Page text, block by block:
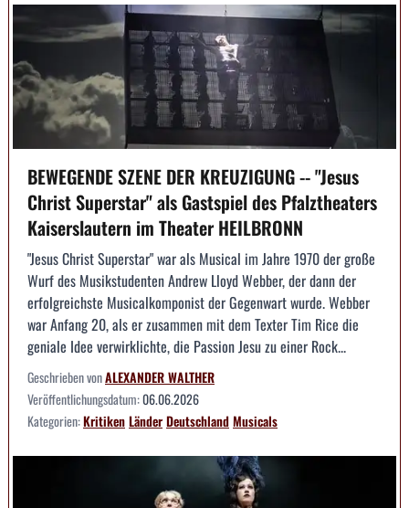
BEWEGENDE SZENE DER KREUZIGUNG -- "Jesus
Christ Superstar" als Gastspiel des Pfalztheaters
Kaiserslautern im Theater HEILBRONN
"Jesus Christ Superstar" war als Musical im Jahre 1970 der große
Wurf des Musikstudenten Andrew Lloyd Webber, der dann der
erfolgreichste Musicalkomponist der Gegenwart wurde. Webber
war Anfang 20, als er zusammen mit dem Texter Tim Rice die
geniale Idee verwirklichte, die Passion Jesu zu einer Rock...
Geschrieben vonALEXANDER WALTHER
Veröffentlichungsdatum:06.06.2026
Kategorien:KritikenLänderDeutschlandMusicals